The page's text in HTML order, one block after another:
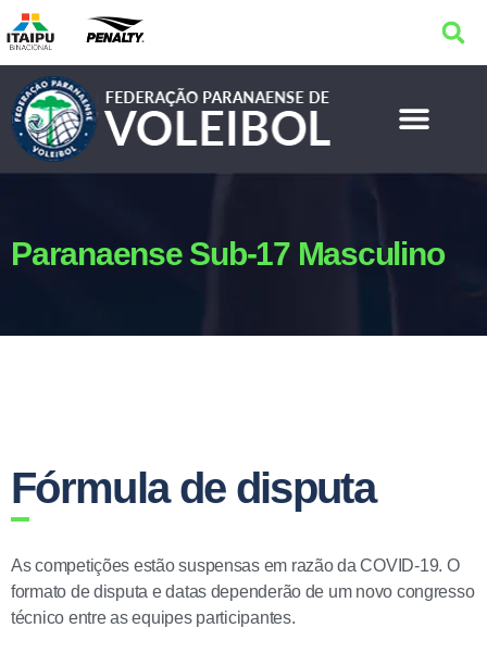
Paranaense Sub-17 Masculino
Fórmula de disputa
As competições estão suspensas em razão da COVID-19. O
formato de disputa e datas dependerão de um novo congresso
técnico entre as equipes participantes.